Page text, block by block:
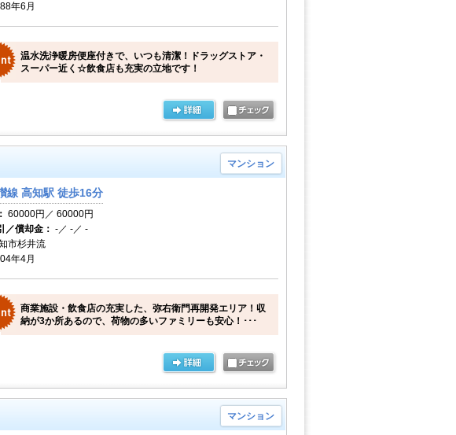
年6月
温水洗浄暖房便座付きで、いつも清潔！ドラッグストア・
スーパー近く☆飲食店も充実の立地です！
マンション
線 高知駅 徒歩16分
60000円／ 60000円
／償却金： -／ -／ -
市杉井流
年4月
商業施設・飲食店の充実した、弥右衛門再開発エリア！収
納が3か所あるので、荷物の多いファミリーも安心！･･･
マンション